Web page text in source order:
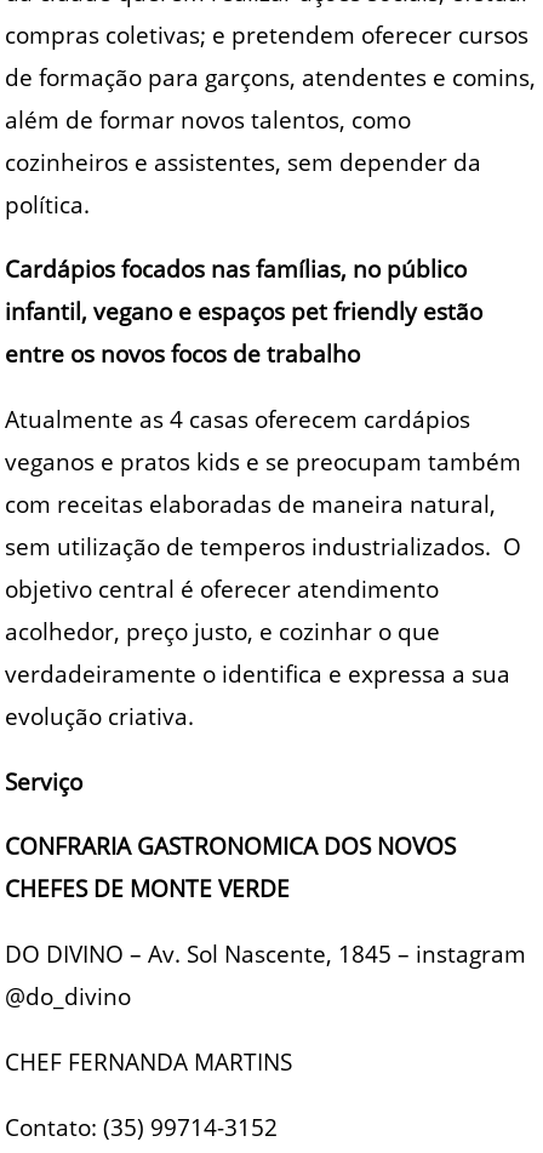
compras coletivas; e pretendem oferecer cursos
de formação para garçons, atendentes e comins,
além de formar novos talentos, como
cozinheiros e assistentes, sem depender da
política.
Cardápios focados nas famílias, no público
infantil, vegano e espaços pet friendly estão
entre os novos focos de trabalho
Atualmente as 4 casas oferecem cardápios
veganos e pratos kids e se preocupam também
com receitas elaboradas de maneira natural,
sem utilização de temperos industrializados. O
objetivo central é oferecer atendimento
acolhedor, preço justo, e cozinhar o que
verdadeiramente o identifica e expressa a sua
evolução criativa.
Serviço
CONFRARIA GASTRONOMICA DOS NOVOS
CHEFES DE MONTE VERDE
DO DIVINO – Av. Sol Nascente, 1845 – instagram
@do_divino
CHEF FERNANDA MARTINS
Contato: (35) 99714-3152